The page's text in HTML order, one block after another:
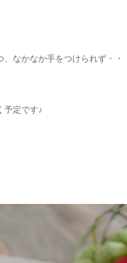
なかなか手をつけられず・・
予定です♪